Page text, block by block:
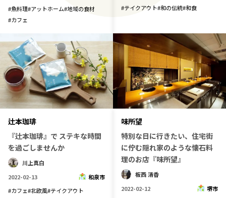
#魚料理#アットホーム#地域の食材
#カフェ
#テイクアウト#和の伝統#和食
辻本珈琲
『辻本珈琲』で ステキな時間
を過ごしませんか
川上真白
2022-02-13
和泉市
#カフェ#北欧風#テイクアウト
味所望
特別な日に行きたい、住宅街
に佇む隠れ家のような懐石料
理のお店『味所望』
板西 清香
2022-02-12
堺市